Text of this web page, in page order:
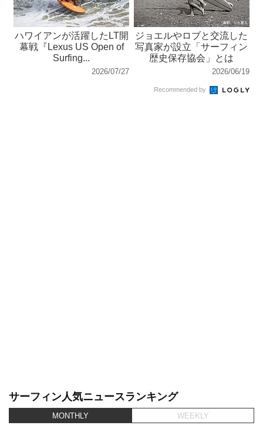
ハワイアンが活躍したLT開
幕戦『Lexus US Open of
Surfing...
2026/07/27
ジョエルやロブと交流した
写真家が設立「サーフィン
歴史保存協会」とは
2026/06/19
Recommended by
サーフィン人気ニュースランキング
MONTHLY WEEKLY